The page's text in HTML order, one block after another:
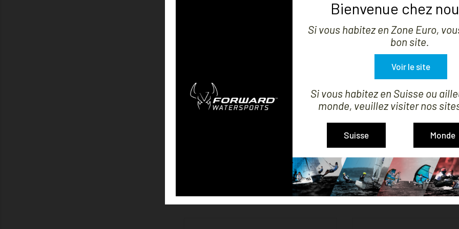
GRAND VOILE DART 18 DACRON
MONTRER 
SAC À VOILE
Prix
104,99 €
MONTRER 
Bienvenue chez
Si vous habitez en Suisse ou
monde, veuillez visiter nos
Si vous habitez en Zone Euro,
bon site.
Suisse Monde
Voir le site